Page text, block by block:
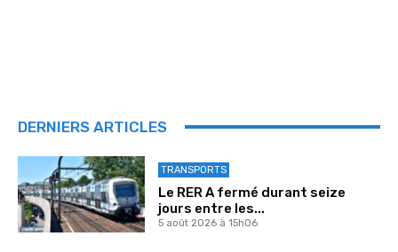
DERNIERS ARTICLES
TRANSPORTS
Le RER A fermé durant seize
jours entre les...
5 août 2026 à 15h06